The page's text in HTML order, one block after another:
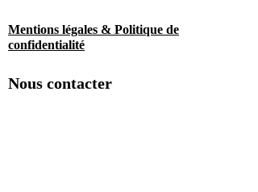
Mentions légales & Politique de
confidentialité
Nous contacter